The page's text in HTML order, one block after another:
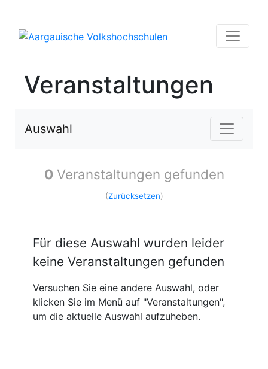
Veranstaltungen
Auswahl
0 Veranstaltungen gefunden
(Zurücksetzen)
Für diese Auswahl wurden leider
keine Veranstaltungen gefunden
Versuchen Sie eine andere Auswahl, oder
klicken Sie im Menü auf "Veranstaltungen",
um die aktuelle Auswahl aufzuheben.